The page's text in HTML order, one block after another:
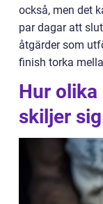
också, men det
par dagar att
åtgärder som
finish torka
Hur
skiljer